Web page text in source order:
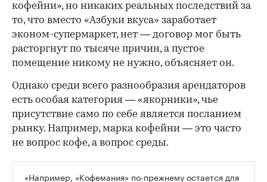
кофейни», но никаких реальных последствий за
то, что вместо «Азбуки вкуса» заработает
эконом-супермаркет, нет — договор мог быть
расторгнут по тысяче причин, а пустое
помещение никому не нужно, объясняет он.
Однако среди всего разнообразия арендаторов
есть особая категория — «якорники», чье
присутствие само по себе является посланием
рынку. Например, марка кофейни — это часто
не вопрос кофе, а вопрос среды.
«Например, «Кофемания» по-прежнему остается для